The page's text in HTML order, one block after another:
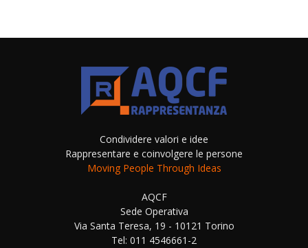
Condividere valori e idee
Rappresentare e coinvolgere le persone
Moving People Through Ideas
AQCF
Sede Operativa
Via Santa Teresa, 19 - 10121 Torino
Tel: 011 4546661-2